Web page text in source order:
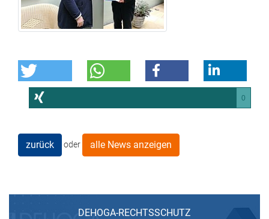
0
zurück oder alle News anzeigen
DEHOGA-RECHTSSCHUTZ